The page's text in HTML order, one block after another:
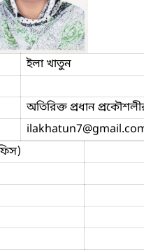
ইলা খাতুন
অতিরিক্ত প্রধান
ilakhatun7